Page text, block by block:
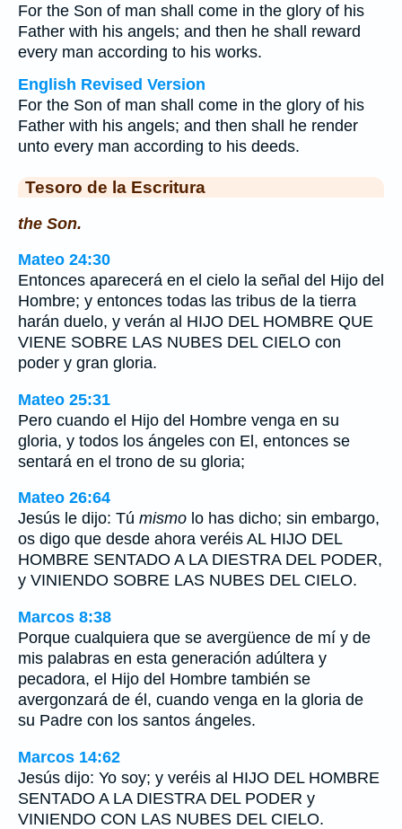
For the Son of man shall come in the glory of his
Father with his angels; and then he shall reward
every man according to his works.
English Revised Version
For the Son of man shall come in the glory of his
Father with his angels; and then shall he render
unto every man according to his deeds.
Tesoro de la Escritura
the Son.
Mateo 24:30
Entonces aparecerá en el cielo la señal del Hijo del
Hombre; y entonces todas las tribus de la tierra
harán duelo, y verán al HIJO DEL HOMBRE QUE
VIENE SOBRE LAS NUBES DEL CIELO con
poder y gran gloria.
Mateo 25:31
Pero cuando el Hijo del Hombre venga en su
gloria, y todos los ángeles con El, entonces se
sentará en el trono de su gloria;
Mateo 26:64
Jesús le dijo: Tú mismo lo has dicho; sin embargo,
os digo que desde ahora veréis AL HIJO DEL
HOMBRE SENTADO A LA DIESTRA DEL PODER,
y VINIENDO SOBRE LAS NUBES DEL CIELO.
Marcos 8:38
Porque cualquiera que se avergüence de mí y de
mis palabras en esta generación adúltera y
pecadora, el Hijo del Hombre también se
avergonzará de él, cuando venga en la gloria de
su Padre con los santos ángeles.
Marcos 14:62
Jesús dijo: Yo soy; y veréis al HIJO DEL HOMBRE
SENTADO A LA DIESTRA DEL PODER y
VINIENDO CON LAS NUBES DEL CIELO.